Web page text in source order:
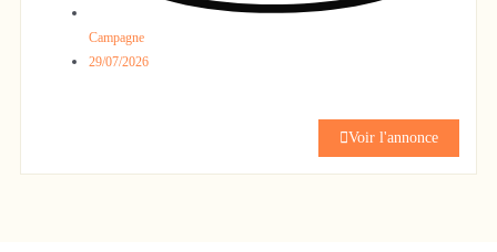
Campagne
29/07/2026
Voir l'annonce